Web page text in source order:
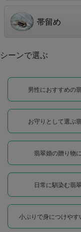
帯留め
シーンで選ぶ
男性におすすめの
お守りとして選ぶ
翡翠婚の贈り物に
日常に馴染む翡翠
小ぶりで身につけやす